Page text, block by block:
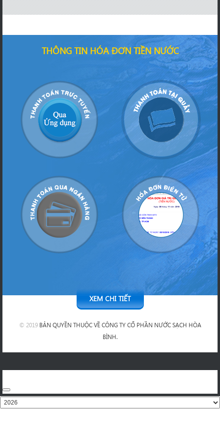
THÔNG TIN HÓA ĐƠN TIỀN NƯỚC
XEM CHI TIẾT
© 2019BẢN QUYỀN THUỘC VỀ CÔNG TY CỔ PHẦN NƯỚC SẠCH HÒA
BÌNH.